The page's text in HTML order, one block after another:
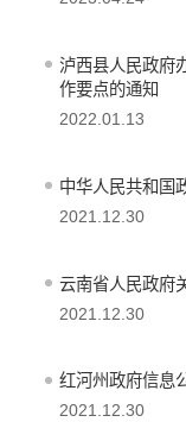
泸西县人民政府
作要点的通知
2022.01.13
中华人民共和国
2021.12.30
云南省人民政府
2021.12.30
红河州政府信息
2021.12.30